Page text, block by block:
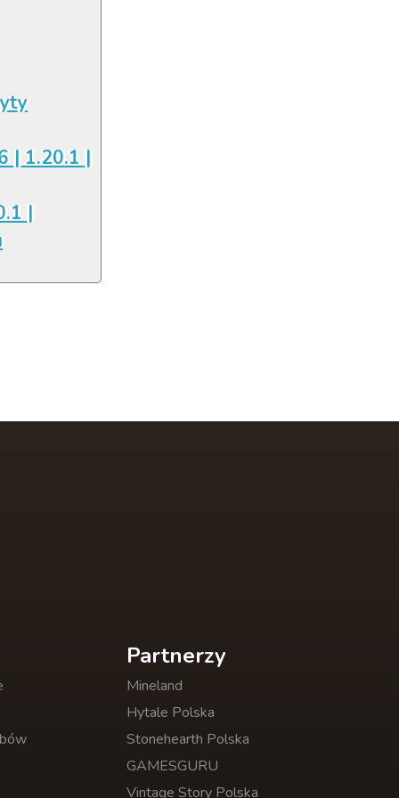
| 1.20.1 |
|
Partnerzy
Mineland
Hytale Polska
Stonehearth Polska
GAMESGURU
Vintage Story Polska